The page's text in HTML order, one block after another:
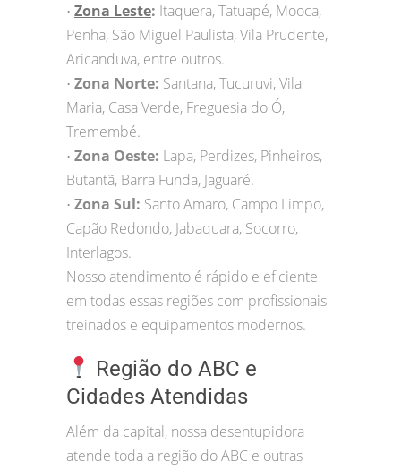
• Zona Leste: Itaquera, Tatuapé, Mooca,
Penha, São Miguel Paulista, Vila Prudente,
Aricanduva, entre outros.
• Zona Norte: Santana, Tucuruvi, Vila
Maria, Casa Verde, Freguesia do Ó,
Tremembé.
• Zona Oeste: Lapa, Perdizes, Pinheiros,
Butantã, Barra Funda, Jaguaré.
• Zona Sul: Santo Amaro, Campo Limpo,
Capão Redondo, Jabaquara, Socorro,
Interlagos.
Nosso atendimento é rápido e eficiente
em todas essas regiões com profissionais
treinados e equipamentos modernos.
Região do ABC e
Cidades Atendidas
Além da capital, nossa desentupidora
atende toda a região do ABC e outras